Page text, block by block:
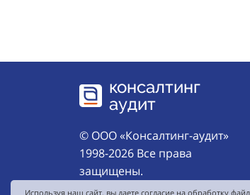
консалтинг
аудит
© ООО «Консалтинг-аудит»
1998-2026 Все права
защищены.
Используя наш сайт, вы даете согласие на обработку